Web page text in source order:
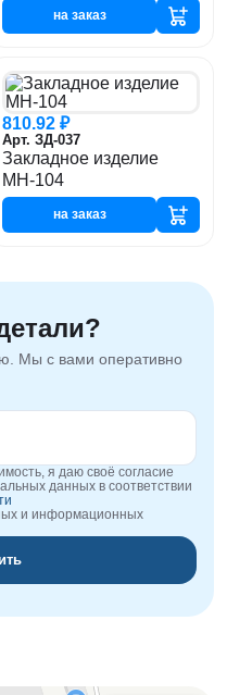
на заказ
810.92 ₽
Арт. ЗД-037
Закладное изделие
МН-104
на заказ
Мы с вами оперативно
я даю своё согласие
данных в соответствии
и информационных